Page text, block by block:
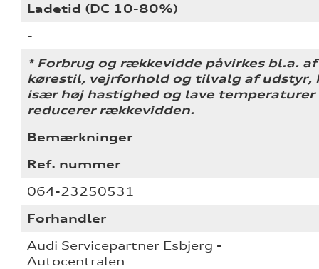
Ladetid (DC 10-80%)
-
* Forbrug og rækkevidde påvirkes bl.a. af
kørestil, vejrforhold og tilvalg af udstyr,
især høj hastighed og lave temperaturer
reducerer rækkevidden.
Bemærkninger
Ref. nummer
064-23250531
Forhandler
Audi Servicepartner Esbjerg -
Autocentralen